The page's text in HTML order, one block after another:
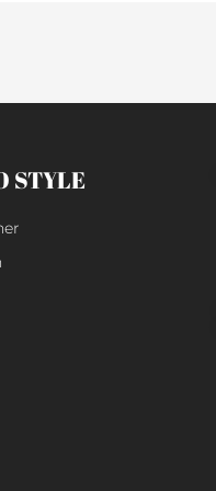
STYLE